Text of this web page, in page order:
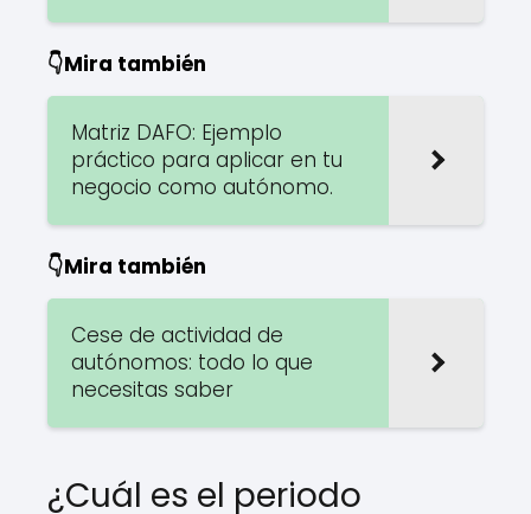
👇Mira también
Matriz DAFO: Ejemplo
práctico para aplicar en tu
negocio como autónomo.
👇Mira también
Cese de actividad de
autónomos: todo lo que
necesitas saber
¿Cuál es el periodo